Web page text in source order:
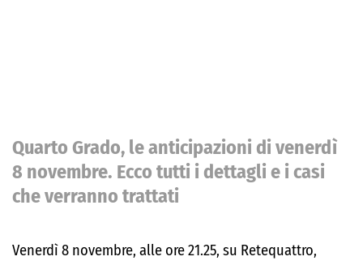
Quarto Grado, le anticipazioni di venerdì
8 novembre. Ecco tutti i dettagli e i casi
che verranno trattati
Venerdì 8 novembre, alle ore 21.25, su Retequattro,